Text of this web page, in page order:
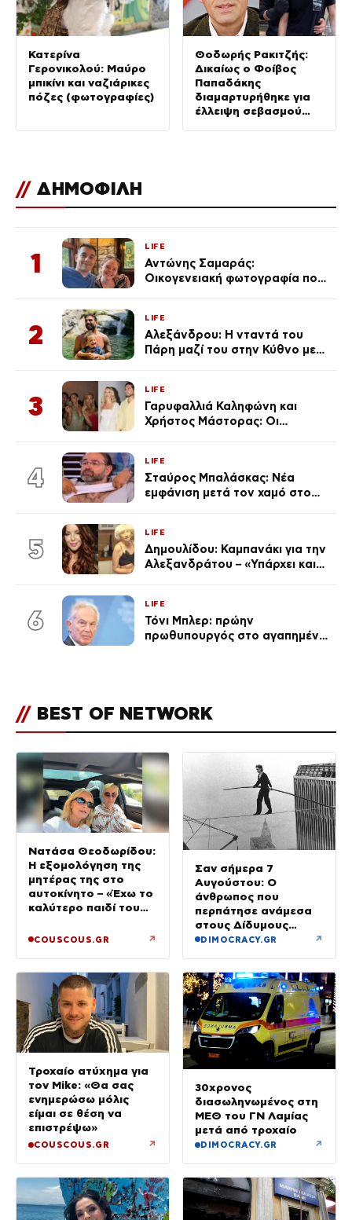
Κατερίνα
Γερονικολού: Μαύρο
μπικίνι και ναζιάρικες
πόζες (φωτογραφίες)
Θοδωρής Ρακιτζής:
Δικαίως ο Φοίβος
Παπαδάκης
διαμαρτυρήθηκε για
έλλειψη σεβασμού
// ΔΗΜΟΦΙΛΗ
1
LIFE
Αντώνης Σαμαράς:
Οικογενειακή φωτογραφία που
Λένας
2
LIFE
Αλεξάνδρου: Η νταντά του
Πάρη μαζί του στην Κύθνο με
3
LIFE
Γαρυφαλλιά Καληφώνη και
Χρήστος Μάστορας: Οι
απαρατήρητη
4
LIFE
Σταύρος Μπαλάσκας: Νέα
εμφάνιση μετά τον χαμό στο
5
LIFE
Δημουλίδου: Καμπανάκι για την
Αλεξανδράτου – «Υπάρχει και
6
LIFE
Τόνι Μπλερ: πρώην
πρωθυπουργός στο αγαπημένο
// BEST OF NETWORK
Νατάσα Θεοδωρίδου:
Η εξομολόγηση της
μητέρας της στο
αυτοκίνητο – «Έχω το
καλύτερο παιδί του
COUSCOUS.GR ↗
Σαν σήμερα 7
Αυγούστου: Ο
άνθρωπος που
περπάτησε ανάμεσα
στους Δίδυμους
Πύργους
DIMOCRACY.GR ↗
Τροχαίο ατύχημα για
τον Mike: «Θα σας
ενημερώσω μόλις
είμαι σε θέση να
επιστρέψω»
COUSCOUS.GR ↗
30χρονος
διασωληνωμένος στη
ΜΕΘ του ΓΝ Λαμίας
μετά από τροχαίο
DIMOCRACY.GR ↗